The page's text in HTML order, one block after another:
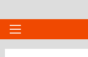
al
contenido
Menú